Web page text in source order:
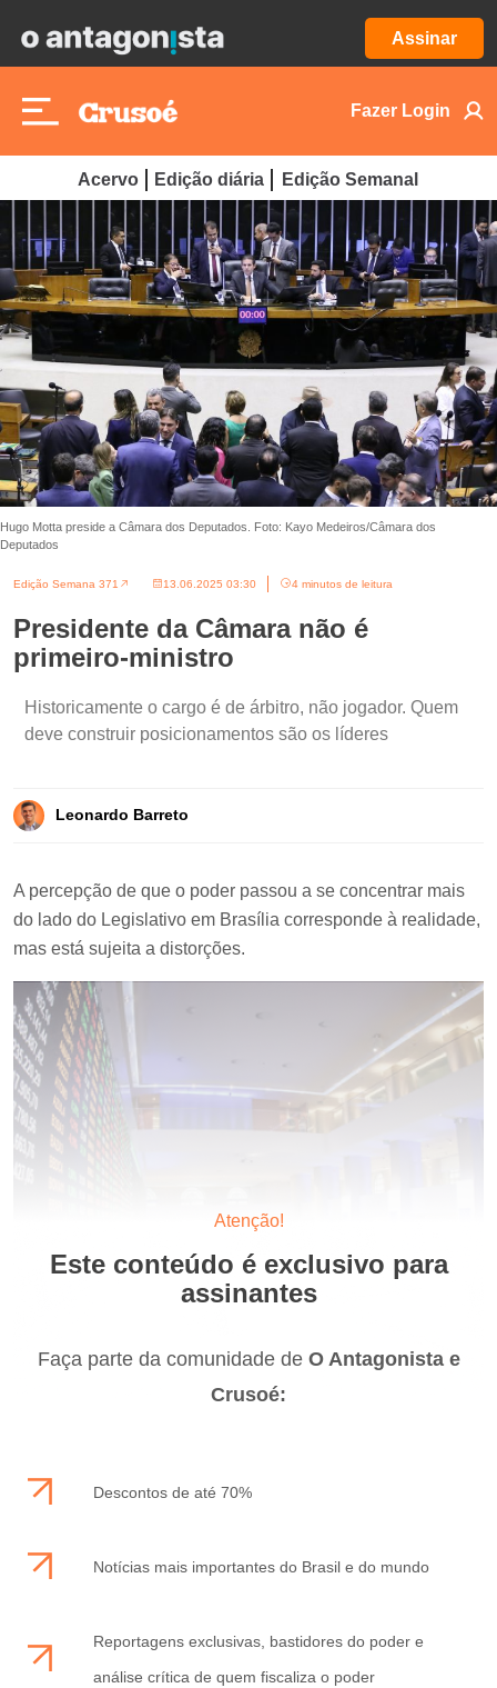
Assinar
Fazer Login
Acervo Edição diária Edição Semanal
Hugo Motta preside a Câmara dos Deputados. Foto: Kayo Medeiros/Câmara dos
Deputados
Edição Semana 371 13.06.2025 03:30 4 minutos de leitura
Presidente da Câmara não é
primeiro-ministro
Historicamente o cargo é de árbitro, não jogador. Quem
deve construir posicionamentos são os líderes
Leonardo Barreto
Atenção!
Este conteúdo é exclusivo para
assinantes
Faça parte da comunidade de O Antagonista e
Crusoé:
Descontos de até 70%
Notícias mais importantes do Brasil e do mundo
Reportagens exclusivas, bastidores do poder e
análise crítica de quem fiscaliza o poder
A percepção de que o poder passou a se concentrar mais
do lado do Legislativo em Brasília corresponde à realidade,
mas está sujeita a distorções.